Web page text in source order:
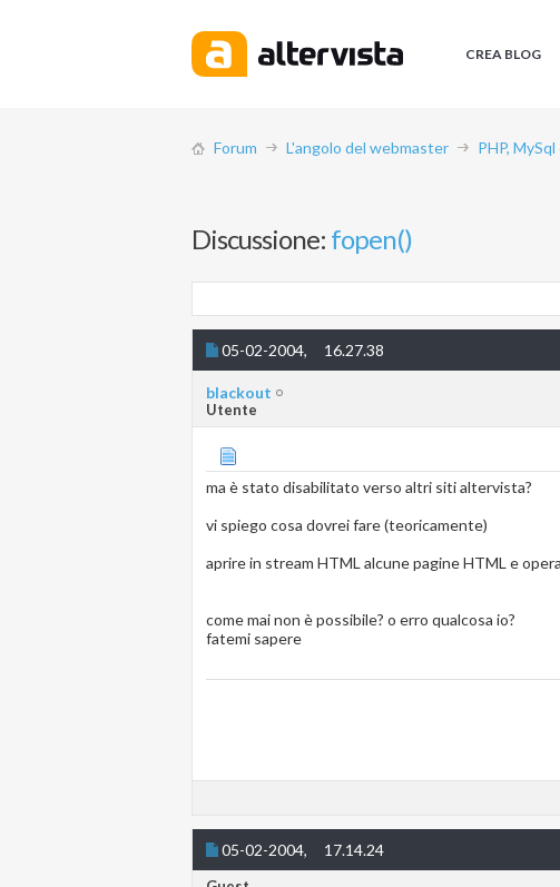
CREA BLOG
Forum L'angolo del webmaster PHP,
Discussione: fopen()
05-02-2004, 16.27.38
blackout
Utente
ma è stato disabilitato verso altri siti altervista?
vi spiego cosa dovrei fare (teoricamente)
aprire in stream HTML alcune pagine HTML e
come mai non è possibile? o erro qualcosa io?
fatemi sapere
05-02-2004, 17.14.24